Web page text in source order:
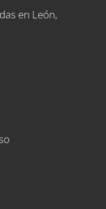
en León,